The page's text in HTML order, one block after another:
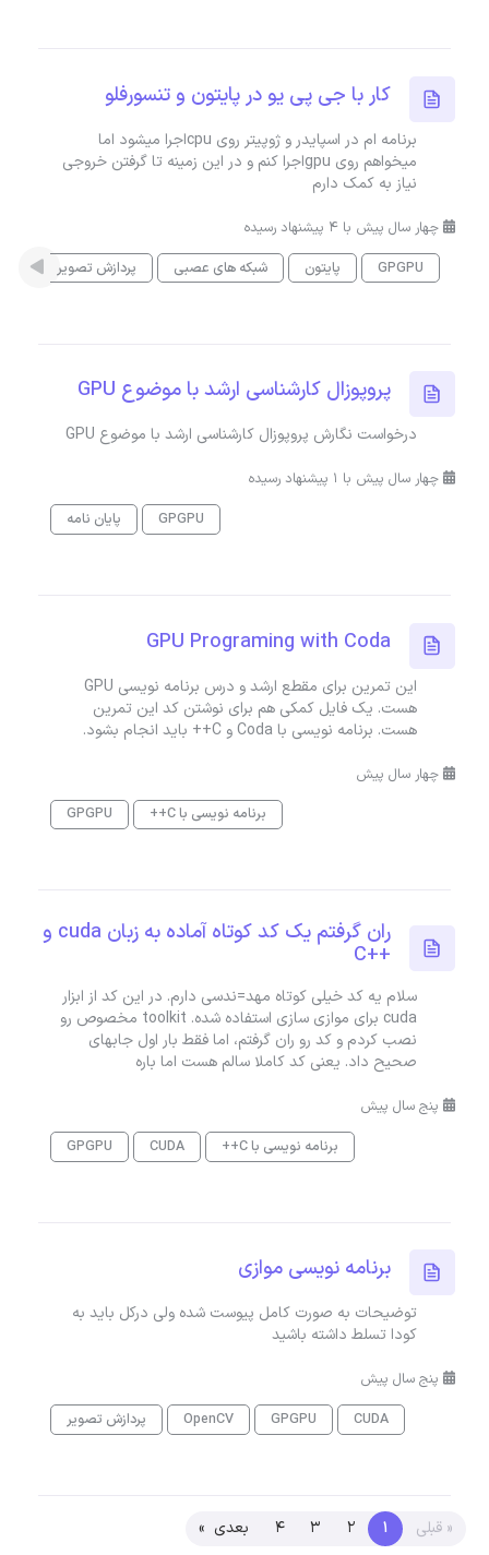
کار با جی پی یو در پایتون و تنسورفلو
برنامه ام در اسپایدر و ژوپیتر روی cpuاجرا میشود اما
میخواهم روی gpuاجرا کنم و در این زمینه تا گرفتن خروجی
نیاز به کمک دارم
چهار سال پیش با 4 پیشنهاد رسیده
GPGPU
پایتون شبکه های عصبی پردازش تصویر
پروپوزال کارشناسی ارشد با موضوع GPU
درخواست نگارش پروپوزال کارشناسی ارشد با موضوع GPU
چهار سال پیش با 1 پیشنهاد رسیده
GPGPU
پایان نامه
GPU Programing with Coda
این تمرین برای مقطع ارشد و درس برنامه نویسی GPU
هست. یک فایل کمکی هم برای نوشتن کد این تمرین
هست. برنامه نویسی با Coda و C++ باید انجام بشود.
چهار سال پیش
برنامه نویسی با C++
GPGPU
ران گرفتم یک کد کوتاه آماده به زبان cuda و
++C
سلام یه کد خیلی کوتاه مهد=ندسی دارم. در این کد از ابزار
cuda برای موازی سازی استفاده شده. toolkit مخصوص رو
نصب کردم و کد رو ران گرفتم، اما فقط بار اول جابهای
صحیح داد. یعنی کد کاملا سالم هست اما باره
پنج سال پیش
برنامه نویسی با C++
CUDA
GPGPU
برنامه نویسی موازی
توضیحات به صورت کامل پیوست شده ولی درکل باید به
کودا تسلط داشته باشید
پنج سال پیش
CUDA
GPGPU
OpenCV پردازش تصویر
« قبلی 1
2
3
4 بعدی »